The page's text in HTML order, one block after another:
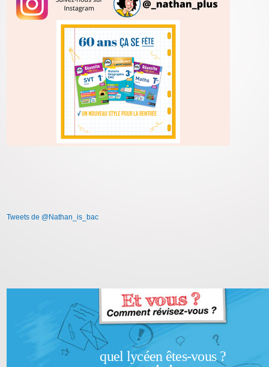
Tweets de @Nathan_is_bac
quel lycéen êtes-vous ?